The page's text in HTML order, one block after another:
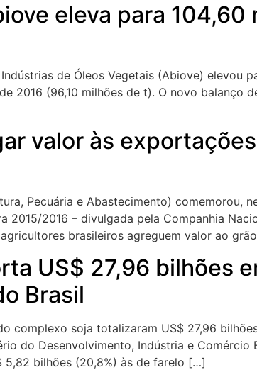
eleva para
de Óleos Vegetais (Abiove) elevou
2016 (96,10 milhões de t). O novo balanço
valor às
Pecuária e Abastecimento) comemorou,
2015/2016 – divulgada pela Companhia
brasileiros agreguem valor ao
US$ 27,96 bilhões
Brasil
complexo soja totalizaram US$ 27,96
do Desenvolvimento, Indústria e
5,82 bilhões (20,8%) às de farelo […]